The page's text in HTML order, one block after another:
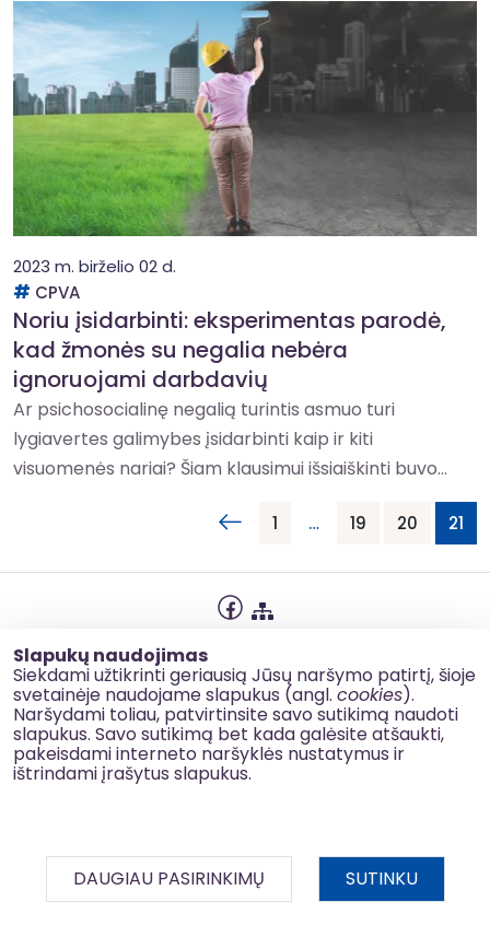
Slapukų naudojimas
Siekdami užtikrinti geriausią Jūsų naršymo patirtį, šioje
svetainėje naudojame slapukus (angl. cookies).
Naršydami toliau, patvirtinsite savo sutikimą naudoti
slapukus. Savo sutikimą bet kada galėsite atšaukti,
pakeisdami interneto naršyklės nustatymus ir
ištrindami įrašytus slapukus.
DAUGIAU PASIRINKIMŲ SUTINKU
2023 m. birželio 02 d.
CPVA
Noriu įsidarbinti: eksperimentas parodė,
kad žmonės su negalia nebėra
ignoruojami darbdavių
Ar psichosocialinę negalią turintis asmuo turi
lygiavertes galimybes įsidarbinti kaip ir kiti
visuomenės nariai? Šiam klausimui išsiaiškinti buvo...
1 … 19 20 21
Slapukų naudojimas
Korupcijos prevencija
Kontaktai